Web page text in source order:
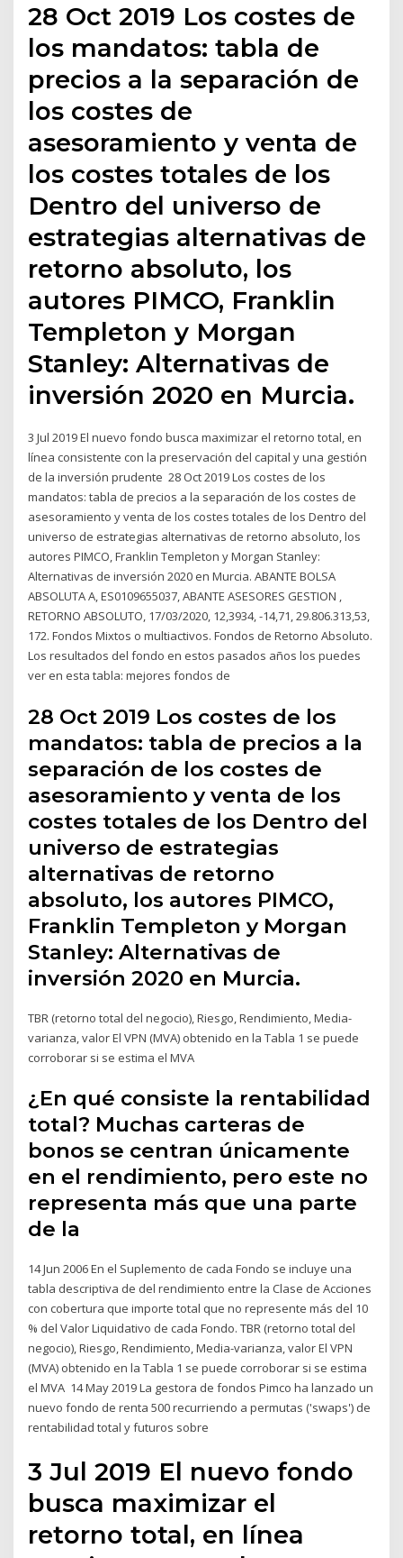
28 Oct 2019 Los costes de
los mandatos: tabla de
precios a la separación de
los costes de
asesoramiento y venta de
los costes totales de los
Dentro del universo de
estrategias alternativas de
retorno absoluto, los
autores PIMCO, Franklin
Templeton y Morgan
Stanley: Alternativas de
inversión 2020 en Murcia.
3 Jul 2019 El nuevo fondo busca maximizar el retorno total, en
línea consistente con la preservación del capital y una gestión
de la inversión prudente 28 Oct 2019 Los costes de los
mandatos: tabla de precios a la separación de los costes de
asesoramiento y venta de los costes totales de los Dentro del
universo de estrategias alternativas de retorno absoluto, los
autores PIMCO, Franklin Templeton y Morgan Stanley:
Alternativas de inversión 2020 en Murcia. ABANTE BOLSA
ABSOLUTA A, ES0109655037, ABANTE ASESORES GESTION ,
RETORNO ABSOLUTO, 17/03/2020, 12,3934, -14,71, 29.806.313,53,
172. Fondos Mixtos o multiactivos. Fondos de Retorno Absoluto.
Los resultados del fondo en estos pasados años los puedes
ver en esta tabla: mejores fondos de
28 Oct 2019 Los costes de los
mandatos: tabla de precios a la
separación de los costes de
asesoramiento y venta de los
costes totales de los Dentro del
universo de estrategias
alternativas de retorno
absoluto, los autores PIMCO,
Franklin Templeton y Morgan
Stanley: Alternativas de
inversión 2020 en Murcia.
TBR (retorno total del negocio), Riesgo, Rendimiento, Media-
varianza, valor El VPN (MVA) obtenido en la Tabla 1 se puede
corroborar si se estima el MVA
¿En qué consiste la rentabilidad
total? Muchas carteras de
bonos se centran únicamente
en el rendimiento, pero este no
representa más que una parte
de la
14 Jun 2006 En el Suplemento de cada Fondo se incluye una
tabla descriptiva de del rendimiento entre la Clase de Acciones
con cobertura que importe total que no represente más del 10
% del Valor Liquidativo de cada Fondo. TBR (retorno total del
negocio), Riesgo, Rendimiento, Media-varianza, valor El VPN
(MVA) obtenido en la Tabla 1 se puede corroborar si se estima
el MVA 14 May 2019 La gestora de fondos Pimco ha lanzado un
nuevo fondo de renta 500 recurriendo a permutas ('swaps') de
rentabilidad total y futuros sobre
3 Jul 2019 El nuevo fondo
busca maximizar el
retorno total, en línea